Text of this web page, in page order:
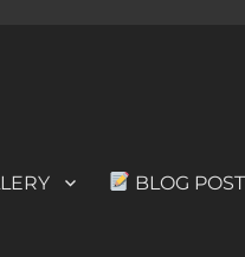
BLOG